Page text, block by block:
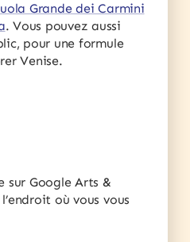
Grande dei Carmini
. Vous pouvez aussi
pour une formule
Venise.
sur Google Arts &
où vous vous